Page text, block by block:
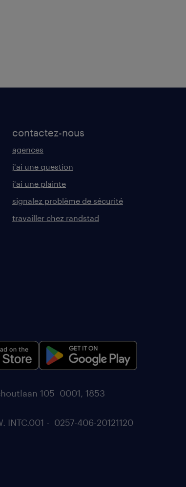
contactez-nous
agences
j'ai une question
j'ai une plainte
signalez problème de sécurité
travailler chez randstad
105 0001, 1853
INTC.001 - 0257-406-20121120